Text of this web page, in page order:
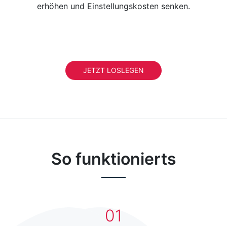
erhöhen und Einstellungskosten senken.
JETZT LOSLEGEN
So funktionierts
01